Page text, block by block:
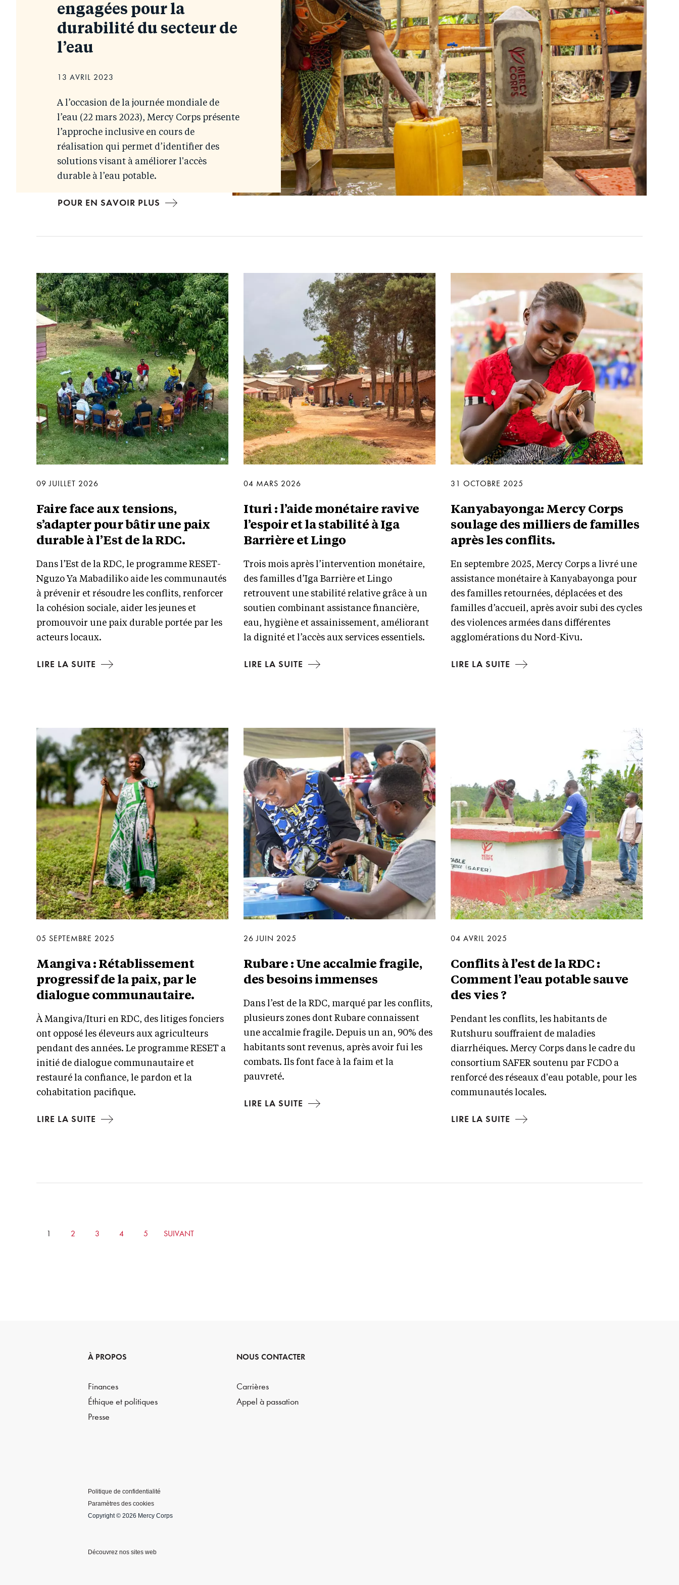
engagées pour la
durabilité du secteur de
l’eau
13 AVRIL 2023
A l’occasion de la journée mondiale de
l’eau (22 mars 2023), Mercy Corps présente
l’approche inclusive en cours de
réalisation qui permet d’identifier des
solutions visant à améliorer l'accès
durable à l’eau potable.
POUR EN SAVOIR PLUS
09 JUILLET 2026
Faire face aux tensions,
s’adapter pour bâtir une paix
durable à l’Est de la RDC.
Dans l’Est de la RDC, le programme RESET-
Nguzo Ya Mabadiliko aide les communautés
à prévenir et résoudre les conflits, renforcer
la cohésion sociale, aider les jeunes et
promouvoir une paix durable portée par les
acteurs locaux.
LIRE LA SUITE
04 MARS 2026
Ituri : l’aide monétaire ravive
l’espoir et la stabilité à Iga
Barrière et Lingo
Trois mois après l’intervention monétaire,
des familles d’Iga Barrière et Lingo
retrouvent une stabilité relative grâce à un
soutien combinant assistance financière,
eau, hygiène et assainissement, améliorant
la dignité et l’accès aux services essentiels.
LIRE LA SUITE
31 OCTOBRE 2025
Kanyabayonga: Mercy Corps
soulage des milliers de familles
après les conflits.
En septembre 2025, Mercy Corps a livré une
assistance monétaire à Kanyabayonga pour
des familles retournées, déplacées et des
familles d’accueil, après avoir subi des cycles
des violences armées dans différentes
agglomérations du Nord-Kivu.
LIRE LA SUITE
05 SEPTEMBRE 2025
Mangiva : Rétablissement
progressif de la paix, par le
dialogue communautaire.
À Mangiva/Ituri en RDC, des litiges fonciers
ont opposé les éleveurs aux agriculteurs
pendant des années. Le programme RESET a
initié de dialogue communautaire et
restauré la confiance, le pardon et la
cohabitation pacifique.
LIRE LA SUITE
26 JUIN 2025
Rubare : Une accalmie fragile,
des besoins immenses
Dans l’est de la RDC, marqué par les conflits,
plusieurs zones dont Rubare connaissent
une accalmie fragile. Depuis un an, 90% des
habitants sont revenus, après avoir fui les
combats. Ils font face à la faim et la
pauvreté.
LIRE LA SUITE
04 AVRIL 2025
Conflits à l’est de la RDC :
Comment l’eau potable sauve
des vies ?
Pendant les conflits, les habitants de
Rutshuru souffraient de maladies
diarrhéiques. Mercy Corps dans le cadre du
consortium SAFER soutenu par FCDO a
renforcé des réseaux d'eau potable, pour les
communautés locales.
LIRE LA SUITE
CURRENTLY
1 PAGE
2 PAGE
3 PAGE
4 PAGE
5
GO
SUIVANT
À PROPOS
Finances
Éthique et politiques
Presse
NOUS CONTACTER
Carrières
Appel à passation
Politique de confidentialité
Paramètres des cookies
Découvrez nos sites web
Copyright © 2026 Mercy Corps